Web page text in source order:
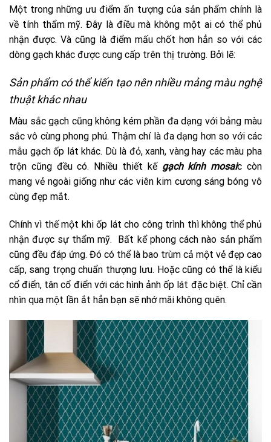
Một trong những ưu điểm ấn tượng của sản phẩm chính là
về tính thẩm mỹ. Đây là điều mà không một ai có thể phủ
nhận được. Và cũng là điểm mấu chốt hơn hẳn so với các
dòng gạch khác được cung cấp trên thị trường. Bởi lẽ:
Sản phẩm có thể kiến tạo nên nhiều mảng màu nghệ
thuật khác nhau
Màu sắc gạch cũng không kém phần đa dạng với bảng màu
sắc vô cùng phong phú. Thậm chí là đa dạng hơn so với các
mẫu gạch ốp lát khác. Dù là đỏ, xanh, vàng hay các màu pha
trộn cũng đều có. Nhiều thiết kế gạch kính mosaic còn
mang vẻ ngoài giống như các viên kim cương sáng bóng vô
cùng đẹp mắt.
Chính vì thế một khi ốp lát cho công trình thì không thể phủ
nhận được sự thẩm mỹ. Bất kể phong cách nào sản phẩm
cũng đều đáp ứng. Đó có thể là bao trùm cả một vẻ đẹp cao
cấp, sang trọng chuẩn thượng lưu. Hoặc cũng có thể là kiểu
cổ điển, tân cổ điển với các hình ảnh ốp lát đặc biệt. Chỉ cần
nhìn qua một lần ắt hẳn bạn sẽ nhớ mãi không quên.